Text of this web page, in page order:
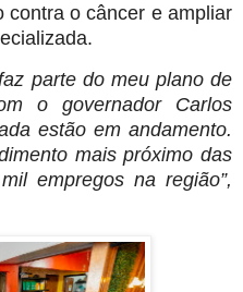
contra o câncer e ampliar
parte do meu plano de
o governador Carlos
estão em andamento.
mais próximo das
empregos na região”,